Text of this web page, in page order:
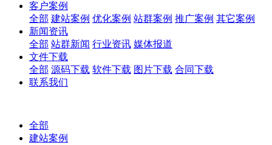
客户案例
全部 建站案例 优化案例 站群案例 推广案例 其它案例
新闻资讯
全部 站群新闻 行业资讯 媒体报道
文件下载
全部 源码下载 软件下载 图片下载 合同下载
联系我们
全部
建站案例